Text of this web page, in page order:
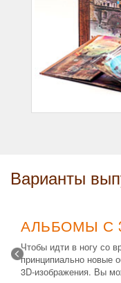
Варианты
АЛЬБОМЫ С
Чтобы идти в ногу со
принципиально новые
3D-изображения. Вы